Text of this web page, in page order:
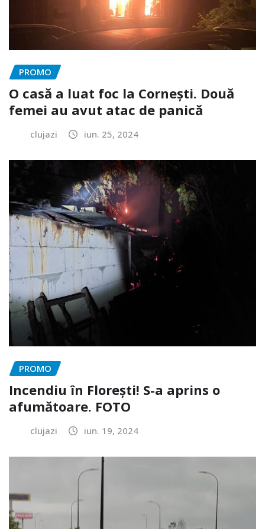
PROMO
O casă a luat foc la Cornești. Două
femei au avut atac de panică
clujazi iun. 25, 2024
PROMO
Incendiu în Florești! S-a aprins o
afumătoare. FOTO
clujazi iun. 19, 2024